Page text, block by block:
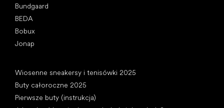
Bundgaard
BEDA
Bobux
Jonap
Wiosenne sneakersy i tenisówki 2025
Buty całoroczne 2025
Pierwsze buty (instrukcja)